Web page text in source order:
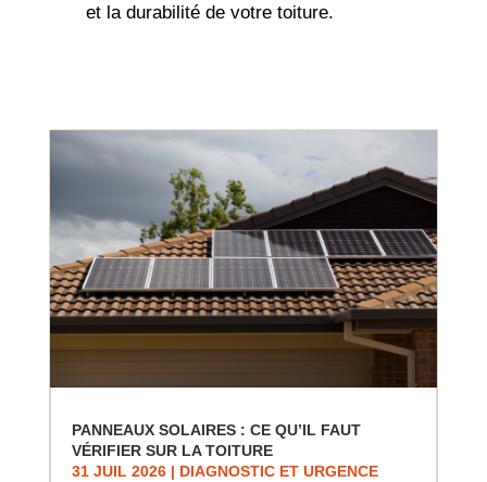
et la durabilité de votre toiture.
PANNEAUX SOLAIRES : CE QU’IL FAUT
VÉRIFIER SUR LA TOITURE
31 JUIL 2026| DIAGNOSTIC ET URGENCE